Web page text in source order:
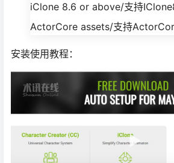
iClone 8.6 or above/支持
ActorCore assets/支持
安装使用教程：